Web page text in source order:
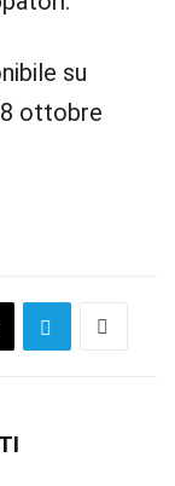
su
ottobre